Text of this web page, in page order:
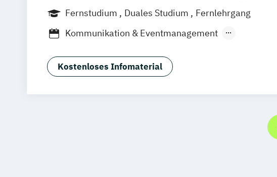
Weil am Rhein
Frankfurt am Main Essen
Innsbruck
Fernstudium Duales Studium
Fernlehrgang
Kommunikation & Eventmanagement
Kommunikation & Medienmanagement (Duales
Studium)
Kostenloses Infomaterial